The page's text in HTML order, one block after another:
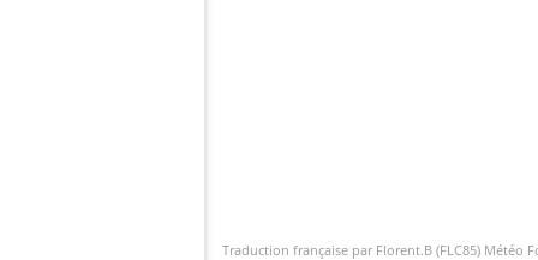
Traduction française par Florent.B (FLC85) Météo